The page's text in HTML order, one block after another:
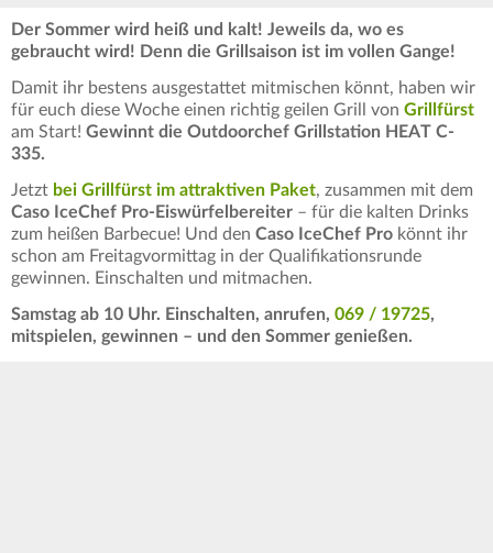
Der Sommer wird heiß und kalt! Jeweils da, wo es
gebraucht wird! Denn die Grillsaison ist im vollen Gange!
Damit ihr bestens ausgestattet mitmischen könnt, haben wir
für euch diese Woche einen richtig geilen Grill von Grillfürst
am Start! Gewinnt die Outdoorchef Grillstation HEAT C-
335.
Jetzt bei Grillfürst im attraktiven Paket, zusammen mit dem
Caso IceChef Pro-Eiswürfelbereiter – für die kalten Drinks
zum heißen Barbecue! Und den Caso IceChef Pro könnt ihr
schon am Freitagvormittag in der Qualifikationsrunde
gewinnen. Einschalten und mitmachen.
Samstag ab 10 Uhr. Einschalten, anrufen, 069 / 19725,
mitspielen, gewinnen – und den Sommer genießen.